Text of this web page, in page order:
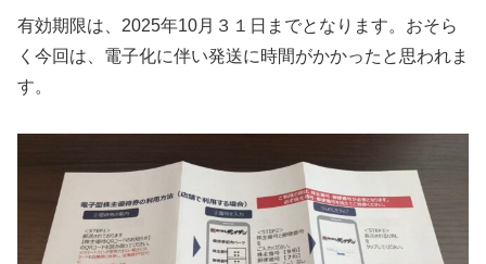
有効期限は、2025年10月３１日までとなります。おそら
く今回は、電子化に伴い発送に時間がかかったと思われま
す。